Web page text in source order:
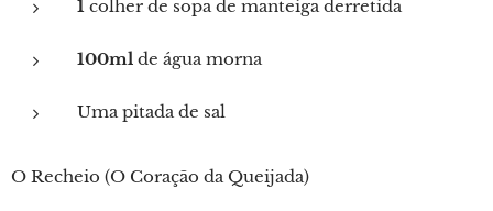
1 colher de sopa de manteiga derretida
100ml de água morna
Uma pitada de sal
O Recheio (O Coração da Queijada)